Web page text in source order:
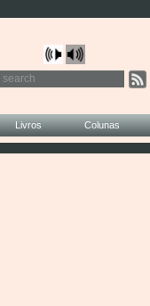
Livros Colunas